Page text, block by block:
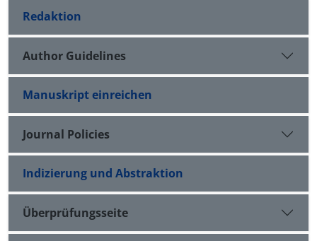
Redaktion
Author Guidelines
Manuskript einreichen
Journal Policies
Indizierung und Abstraktion
Überprüfungsseite